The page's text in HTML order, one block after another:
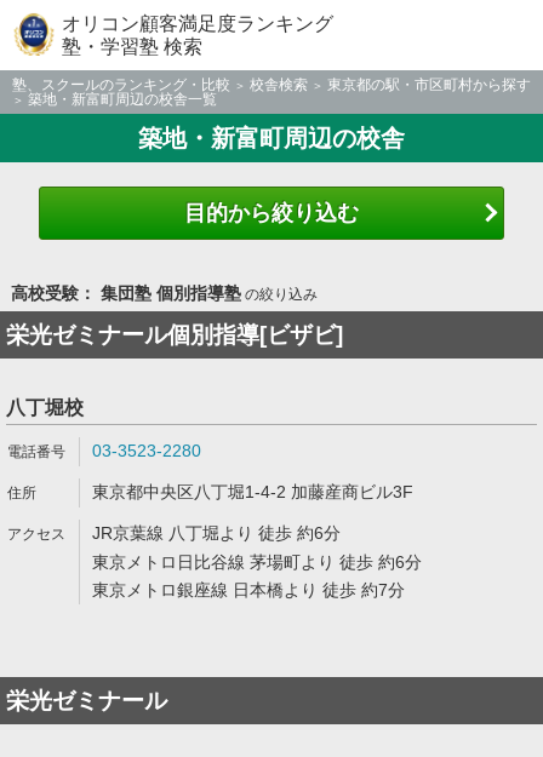
オリコン顧客満足度ランキング
塾・学習塾 検索
塾、スクールのランキング・比較 校舎検索
東京都の駅・市区町村から探す
築地・新富町周辺の校舎一覧
築地・新富町周辺の校舎
目的から絞り込む
高校受験： 集団塾 個別指導塾の絞り込み
栄光ゼミナール個別指導[ビザビ]
八丁堀校
03-3523-2280
東京都中央区八丁堀1-4-2 加藤産商ビル3F
JR京葉線 八丁堀より 徒歩 約6分
東京メトロ日比谷線 茅場町より 徒歩 約6分
東京メトロ銀座線 日本橋より 徒歩 約7分
栄光ゼミナール